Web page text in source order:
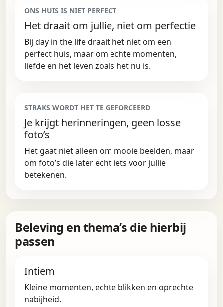
ONS HUIS IS NIET PERFECT
Het draait om jullie, niet om perfectie
Bij day in the life draait het niet om een
perfect huis, maar om echte momenten,
liefde en het leven zoals het nu is.
STRAKS WORDT HET TE GEFORCEERD
Je krijgt herinneringen, geen losse
foto’s
Het gaat niet alleen om mooie beelden, maar
om foto’s die later echt iets voor jullie
betekenen.
Beleving en thema’s die hierbij
passen
Intiem
Kleine momenten, echte blikken en oprechte
nabijheid.